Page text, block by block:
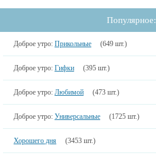
Популярное:
Доброе утро: Прикольные (649 шт.)
Доброе утро: Гифки (395 шт.)
Доброе утро: Любимой (473 шт.)
Доброе утро: Универсальные (1725 шт.)
Хорошего дня (3453 шт.)